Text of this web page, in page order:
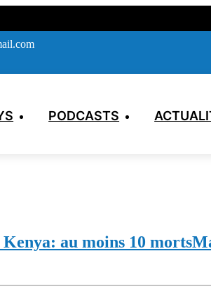
PODCASTS
au moins 10 morts